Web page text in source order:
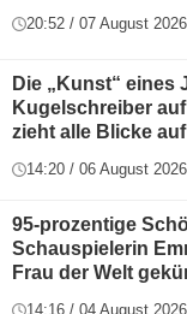
20:52 / 07 August 2026
Die „Kunst“ eines
Kugelschreiber
zieht alle Blicke
14:20 / 06 August 2026
95-prozentige
Schauspielerin
Frau der Welt
14:16 / 04 August 2026